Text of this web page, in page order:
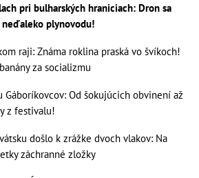
pri bulharských hraniciach: Dron sa
plynovodu!
raji: Známa roklina praská vo švíkoch!
za socializmu
Gáboríkovcov: Od šokujúcich obvinení až
z festivalu!
došlo k zrážke dvoch vlakov: Na
záchranné zložky